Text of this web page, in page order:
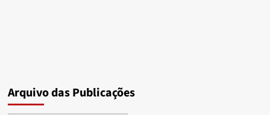
Arquivo das Publicações